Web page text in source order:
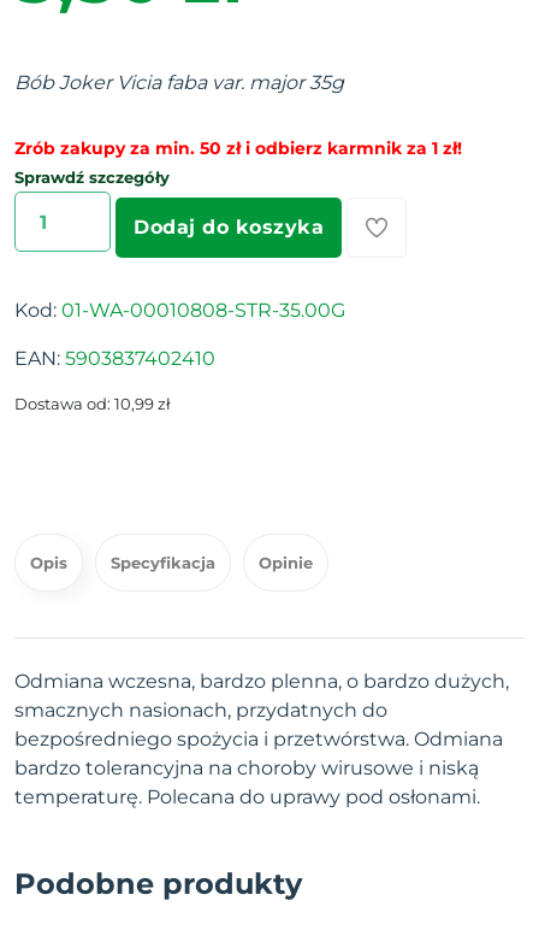
Bób Joker Vicia faba var. major 35g
Zrób zakupy za min. 50 zł i odbierz karmnik za 1 zł!
Sprawdź szczegóły
Dodaj do koszyka
Kod: 01-WA-00010808-STR-35.00G
EAN: 5903837402410
Dostawa od: 10,99 zł
Opis Specyfikacja Opinie
Odmiana wczesna, bardzo plenna, o bardzo dużych,
smacznych nasionach, przydatnych do
bezpośredniego spożycia i przetwórstwa. Odmiana
bardzo tolerancyjna na choroby wirusowe i niską
temperaturę. Polecana do uprawy pod osłonami.
Podobne produkty